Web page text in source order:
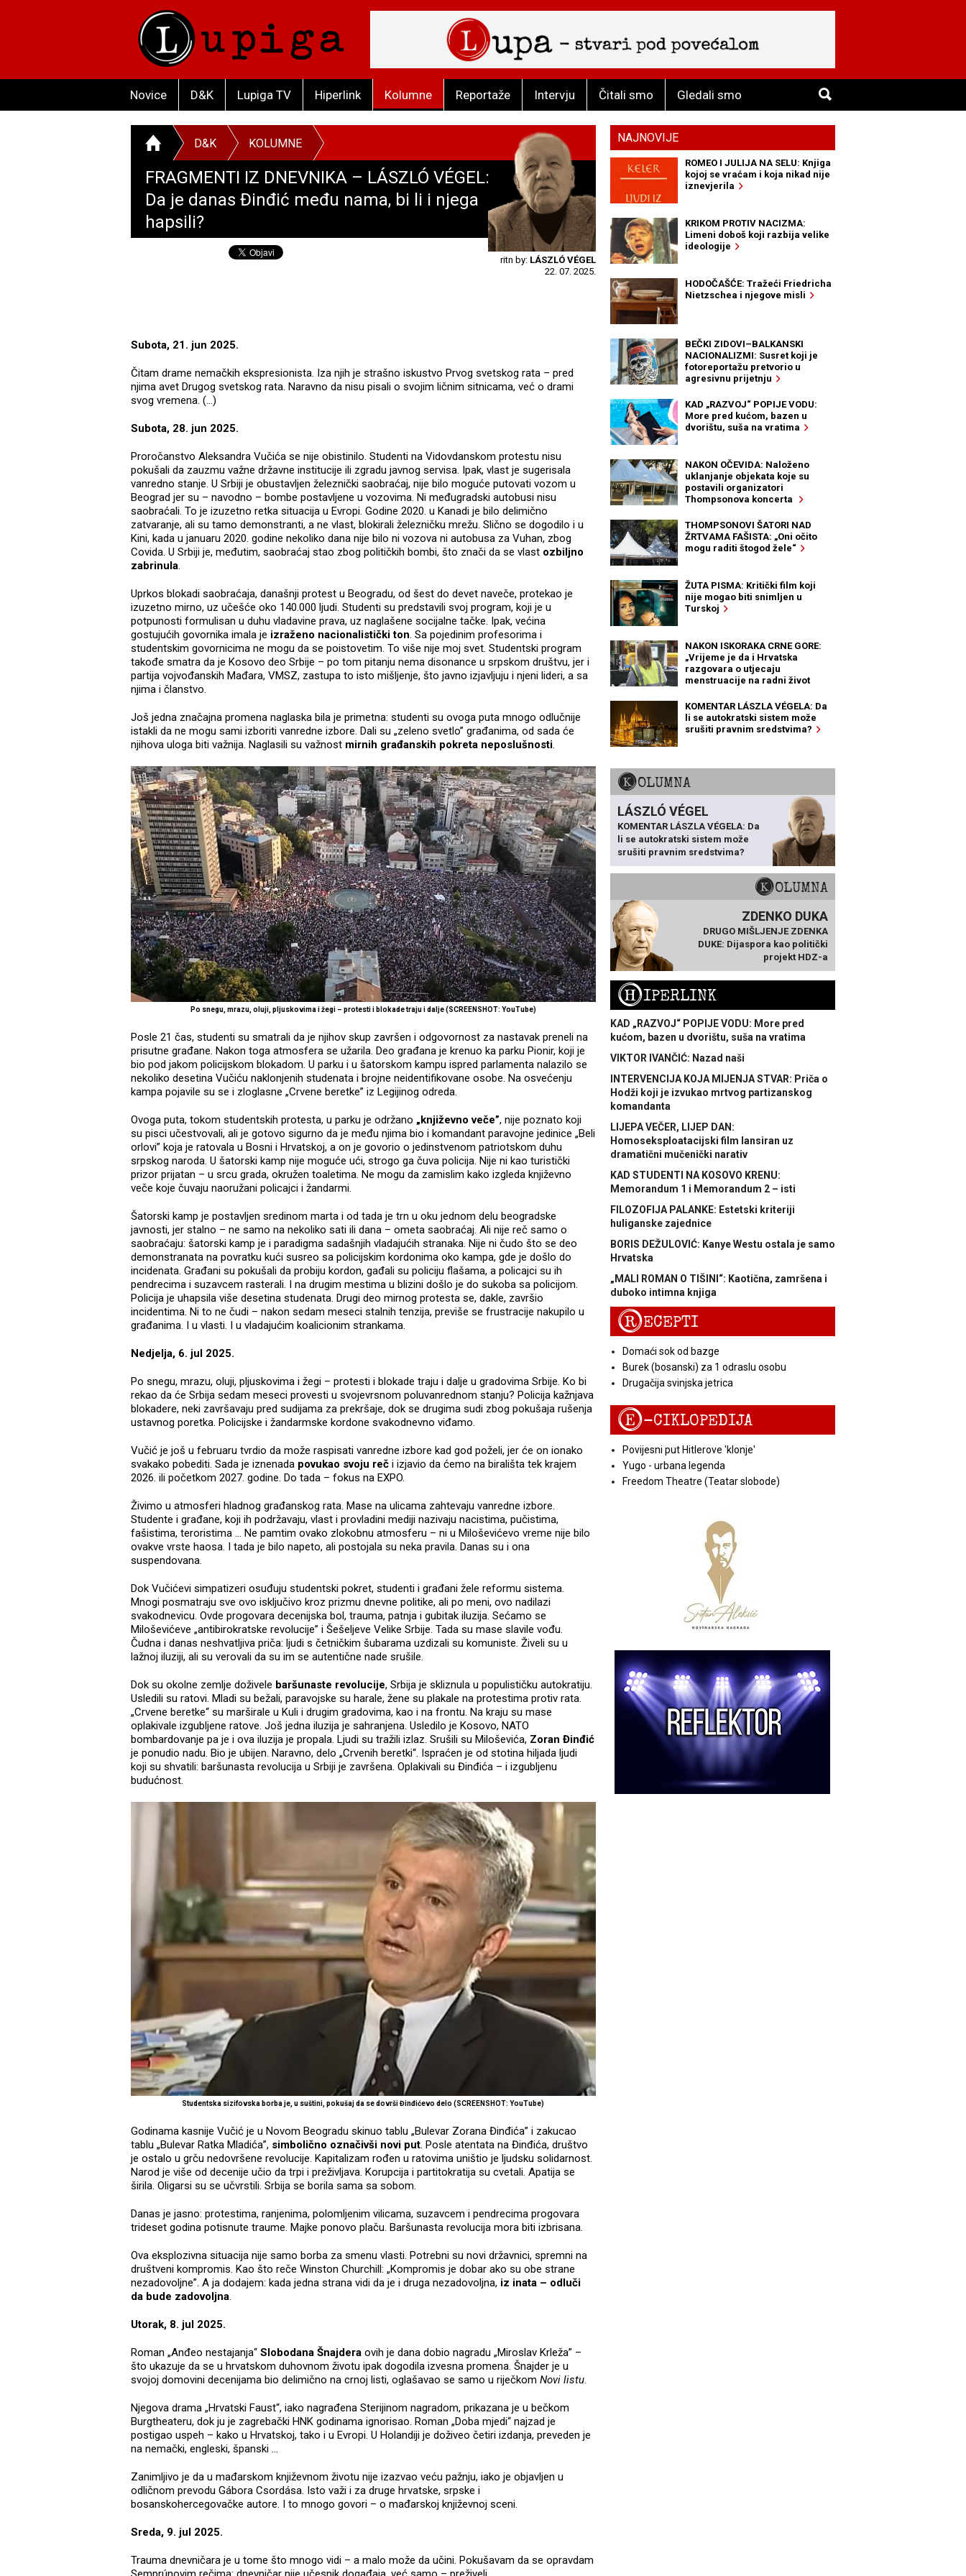
Novice D&K Lupiga TV Hiperlink Kolumne Reportaže Intervju Čitali smo Gledali smo
D&K KOLUMNE
FRAGMENTI IZ DNEVNIKA – LÁSZLÓ VÉGEL:
Da je danas Đinđić među nama, bi li i njega
hapsili?
ritn by: LÁSZLÓ VÉGEL
22. 07. 2025.
Subota, 21. jun 2025.
Čitam drame nemačkih ekspresionista. Iza njih je strašno iskustvo Prvog svetskog rata – pred
njima avet Drugog svetskog rata. Naravno da nisu pisali o svojim ličnim sitnicama, već o drami
svog vremena. (…)
Subota, 28. jun 2025.
Proročanstvo Aleksandra Vučića se nije obistinilo. Studenti na Vidovdanskom protestu nisu
pokušali da zauzmu važne državne institucije ili zgradu javnog servisa. Ipak, vlast je sugerisala
vanredno stanje. U Srbiji je obustavljen železnički saobraćaj, nije bilo moguće putovati vozom u
Beograd jer su – navodno – bombe postavljene u vozovima. Ni međugradski autobusi nisu
saobraćali. To je izuzetno retka situacija u Evropi. Godine 2020. u Kanadi je bilo delimično
zatvaranje, ali su tamo demonstranti, a ne vlast, blokirali železničku mrežu. Slično se dogodilo i u
Kini, kada u januaru 2020. godine nekoliko dana nije bilo ni vozova ni autobusa za Vuhan, zbog
Covida. U Srbiji je, međutim, saobraćaj stao zbog političkih bombi, što znači da se vlast ozbiljno
zabrinula.
Uprkos blokadi saobraćaja, današnji protest u Beogradu, od šest do devet naveče, protekao je
izuzetno mirno, uz učešće oko 140.000 ljudi. Studenti su predstavili svoj program, koji je u
potpunosti formulisan u duhu vladavine prava, uz naglašene socijalne tačke. Ipak, većina
gostujućih govornika imala je izraženo nacionalistički ton. Sa pojedinim profesorima i
studentskim govornicima ne mogu da se poistovetim. To više nije moj svet. Studentski program
takođe smatra da je Kosovo deo Srbije – po tom pitanju nema disonance u srpskom društvu, jer i
partija vojvođanskih Mađara, VMSZ, zastupa to isto mišljenje, što javno izjavljuju i njeni lideri, a sa
njima i članstvo.
Još jedna značajna promena naglaska bila je primetna: studenti su ovoga puta mnogo odlučnije
istakli da ne mogu sami izboriti vanredne izbore. Dali su „zeleno svetlo” građanima, od sada će
njihova uloga biti važnija. Naglasili su važnost mirnih građanskih pokreta neposlušnosti.
Po snegu, mrazu, oluji, pljuskovima i žegi – protesti i blokade traju i dalje (SCREENSHOT: YouTube)
Posle 21 čas, studenti su smatrali da je njihov skup završen i odgovornost za nastavak preneli na
prisutne građane. Nakon toga atmosfera se užarila. Deo građana je krenuo ka parku Pionir, koji je
bio pod jakom policijskom blokadom. U parku i u šatorskom kampu ispred parlamenta nalazilo se
nekoliko desetina Vučiću naklonjenih studenata i brojne neidentifikovane osobe. Na osvećenju
kampa pojavile su se i zloglasne „Crvene beretke” iz Legijinog odreda.
Ovoga puta, tokom studentskih protesta, u parku je održano „književno veče”, nije poznato koji
su pisci učestvovali, ali je gotovo sigurno da je među njima bio i komandant paravojne jedinice „Beli
orlovi” koja je ratovala u Bosni i Hrvatskoj, a on je govorio o jedinstvenom patriotskom duhu
srpskog naroda. U šatorski kamp nije moguće ući, strogo ga čuva policija. Nije ni kao turistički
prizor prijatan – u srcu grada, okružen toaletima. Ne mogu da zamislim kako izgleda književno
veče koje čuvaju naoružani policajci i žandarmi.
Šatorski kamp je postavljen sredinom marta i od tada je trn u oku jednom delu beogradske
javnosti, jer stalno – ne samo na nekoliko sati ili dana – ometa saobraćaj. Ali nije reč samo o
saobraćaju: šatorski kamp je i paradigma sadašnjih vladajućih stranaka. Nije ni čudo što se deo
demonstranata na povratku kući susreo sa policijskim kordonima oko kampa, gde je došlo do
incidenata. Građani su pokušali da probiju kordon, gađali su policiju flašama, a policajci su ih
pendrecima i suzavcem rasterali. I na drugim mestima u blizini došlo je do sukoba sa policijom.
Policija je uhapsila više desetina studenata. Drugi deo mirnog protesta se, dakle, završio
incidentima. Ni to ne čudi – nakon sedam meseci stalnih tenzija, previše se frustracije nakupilo u
građanima. I u vlasti. I u vladajućim koalicionim strankama.
Nedjelja, 6. jul 2025.
Po snegu, mrazu, oluji, pljuskovima i žegi – protesti i blokade traju i dalje u gradovima Srbije. Ko bi
rekao da će Srbija sedam meseci provesti u svojevrsnom poluvanrednom stanju? Policija kažnjava
blokadere, neki završavaju pred sudijama za prekršaje, dok se drugima sudi zbog pokušaja rušenja
ustavnog poretka. Policijske i žandarmske kordone svakodnevno viđamo.
Vučić je još u februaru tvrdio da može raspisati vanredne izbore kad god poželi, jer će on ionako
svakako pobediti. Sada je iznenada povukao svoju reč i izjavio da ćemo na birališta tek krajem
2026. ili početkom 2027. godine. Do tada – fokus na EXPO.
Živimo u atmosferi hladnog građanskog rata. Mase na ulicama zahtevaju vanredne izbore.
Studente i građane, koji ih podržavaju, vlast i provladini mediji nazivaju nacistima, pučistima,
fašistima, teroristima ... Ne pamtim ovako zlokobnu atmosferu – ni u Miloševićevo vreme nije bilo
ovakve vrste haosa. I tada je bilo napeto, ali postojala su neka pravila. Danas su i ona
suspendovana.
Dok Vučićevi simpatizeri osuđuju studentski pokret, studenti i građani žele reformu sistema.
Mnogi posmatraju sve ovo isključivo kroz prizmu dnevne politike, ali po meni, ovo nadilazi
svakodnevicu. Ovde progovara decenijska bol, trauma, patnja i gubitak iluzija. Sećamo se
Miloševićeve „antibirokratske revolucije” i Šešeljeve Velike Srbije. Tada su mase slavile vođu.
Čudna i danas neshvatljiva priča: ljudi s četničkim šubarama uzdizali su komuniste. Živeli su u
lažnoj iluziji, ali su verovali da su im se autentične nade srušile.
Dok su okolne zemlje doživele baršunaste revolucije, Srbija je skliznula u populističku autokratiju.
Usledili su ratovi. Mladi su bežali, paravojske su harale, žene su plakale na protestima protiv rata.
„Crvene beretke“ su marširale u Kuli i drugim gradovima, kao i na frontu. Na kraju su mase
oplakivale izgubljene ratove. Još jedna iluzija je sahranjena. Usledilo je Kosovo, NATO
bombardovanje pa je i ova iluzija je propala. Ljudi su tražili izlaz. Srušili su Miloševića, Zoran Đinđić
je ponudio nadu. Bio je ubijen. Naravno, delo „Crvenih beretki“. Ispraćen je od stotina hiljada ljudi
koji su shvatili: baršunasta revolucija u Srbiji je završena. Oplakivali su Đinđića – i izgubljenu
budućnost.
Studentska sizifovska borba je, u suštini, pokušaj da se dovrši Đinđićevo delo (SCREENSHOT: YouTube)
Godinama kasnije Vučić je u Novom Beogradu skinuo tablu „Bulevar Zorana Đinđića” i zakucao
tablu „Bulevar Ratka Mladića”, simbolično označivši novi put. Posle atentata na Đinđića, društvo
je ostalo u grču nedovršene revolucije. Kapitalizam rođen u ratovima uništio je ljudsku solidarnost.
Narod je više od decenije učio da trpi i preživljava. Korupcija i partitokratija su cvetali. Apatija se
širila. Oligarsi su se učvrstili. Srbija se borila sama sa sobom.
Danas je jasno: protestima, ranjenima, polomljenim vilicama, suzavcem i pendrecima progovara
trideset godina potisnute traume. Majke ponovo plaču. Baršunasta revolucija mora biti izbrisana.
Ova eksplozivna situacija nije samo borba za smenu vlasti. Potrebni su novi državnici, spremni na
društveni kompromis. Kao što reče Winston Churchill: „Kompromis je dobar ako su obe strane
nezadovoljne”. A ja dodajem: kada jedna strana vidi da je i druga nezadovoljna, iz inata – odluči
da bude zadovoljna.
Utorak, 8. jul 2025.
Roman „Anđeo nestajanja“ Slobodana Šnajdera ovih je dana dobio nagradu „Miroslav Krleža” –
što ukazuje da se u hrvatskom duhovnom životu ipak dogodila izvesna promena. Šnajder je u
svojoj domovini decenijama bio delimično na crnoj listi, oglašavao se samo u riječkom Novi listu.
Njegova drama „Hrvatski Faust“, iako nagrađena Sterijinom nagradom, prikazana je u bečkom
Burgtheateru, dok ju je zagrebački HNK godinama ignorisao. Roman „Doba mjedi“ najzad je
postigao uspeh – kako u Hrvatskoj, tako i u Evropi. U Holandiji je doživeo četiri izdanja, preveden je
na nemački, engleski, španski …
Zanimljivo je da u mađarskom književnom životu nije izazvao veću pažnju, iako je objavljen u
odličnom prevodu Gábora Csordása. Isto važi i za druge hrvatske, srpske i
bosanskohercegovačke autore. I to mnogo govori – o mađarskoj književnoj sceni.
Sreda, 9. jul 2025.
Trauma dnevničara je u tome što mnogo vidi – a malo može da učini. Pokušavam da se opravdam
NAJNOVIJE
ROMEO I JULIJA NA SELU: Knjiga
kojoj se vraćam i koja nikad nije
iznevjerila
KRIKOM PROTIV NACIZMA:
Limeni doboš koji razbija velike
ideologije
HODOČAŠĆE: Tražeći Friedricha
Nietzschea i njegove misli
BEČKI ZIDOVI–BALKANSKI
NACIONALIZMI: Susret koji je
fotoreportažu pretvorio u
agresivnu prijetnju
KAD „RAZVOJ“ POPIJE VODU:
More pred kućom, bazen u
dvorištu, suša na vratima
NAKON OČEVIDA: Naloženo
uklanjanje objekata koje su
postavili organizatori
Thompsonova koncerta
THOMPSONOVI ŠATORI NAD
ŽRTVAMA FAŠISTA: „Oni očito
mogu raditi štogod žele“
ŽUTA PISMA: Kritički film koji
nije mogao biti snimljen u
Turskoj
NAKON ISKORAKA CRNE GORE:
„Vrijeme je da i Hrvatska
razgovara o utjecaju
menstruacije na radni život
KOMENTAR LÁSZLA VÉGELA: Da
li se autokratski sistem može
srušiti pravnim sredstvima?
KOLUMNA
LÁSZLÓ VÉGEL
KOMENTAR LÁSZLA VÉGELA: Da
li se autokratski sistem može
srušiti pravnim sredstvima?
KOLUMNA
ZDENKO DUKA
DRUGO MIŠLJENJE ZDENKA
DUKE: Dijaspora kao politički
projekt HDZ-a
HIPERLINK
KAD „RAZVOJ“ POPIJE VODU: More pred
kućom, bazen u dvorištu, suša na vratima
VIKTOR IVANČIĆ: Nazad naši
INTERVENCIJA KOJA MIJENJA STVAR: Priča o
Hodži koji je izvukao mrtvog partizanskog
komandanta
LIJEPA VEČER, LIJEP DAN:
Homoseksploatacijski film lansiran uz
dramatični mučenički narativ
KAD STUDENTI NA KOSOVO KRENU:
Memorandum 1 i Memorandum 2 – isti
FILOZOFIJA PALANKE: Estetski kriteriji
huliganske zajednice
BORIS DEŽULOVIĆ: Kanye Westu ostala je samo
Hrvatska
„MALI ROMAN O TIŠINI“: Kaotična, zamršena i
duboko intimna knjiga
RECEPTI
Domaći sok od bazge
Burek (bosanski) za 1 odraslu osobu
Drugačija svinjska jetrica
E-CIKLOPEDIJA
Povijesni put Hitlerove 'klonje'
Yugo - urbana legenda
Freedom Theatre (Teatar slobode)